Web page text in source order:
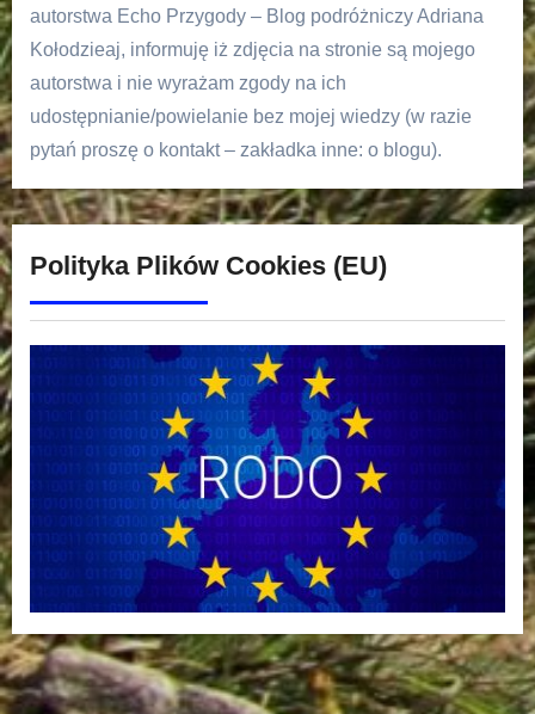
autorstwa Echo Przygody – Blog podróżniczy Adriana
Kołodzieaj, informuję iż zdjęcia na stronie są mojego
autorstwa i nie wyrażam zgody na ich
udostępnianie/powielanie bez mojej wiedzy (w razie
pytań proszę o kontakt – zakładka inne: o blogu).
Polityka Plików Cookies (EU)